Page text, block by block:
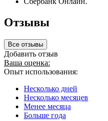
Отзывы
Все отзывы
Добавить отзыв
Ваша оценка:
Опыт использования:
Несколько дней
Несколько месяцев
Менее месяца
Больше года